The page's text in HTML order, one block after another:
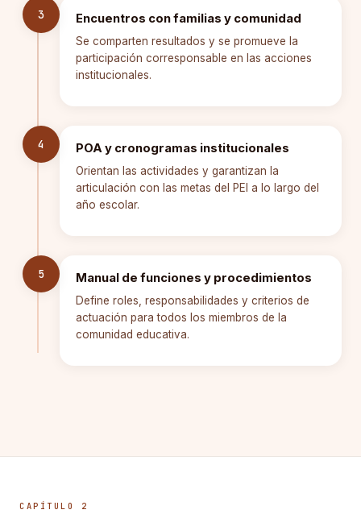
3 Encuentros con familias y comunidad
Se comparten resultados y se promueve la
participación corresponsable en las acciones
institucionales.
4 POA y cronogramas institucionales
Orientan las actividades y garantizan la
articulación con las metas del PEI a lo largo del
año escolar.
5 Manual de funciones y procedimientos
Define roles, responsabilidades y criterios de
actuación para todos los miembros de la
comunidad educativa.
CAPÍTULO 2